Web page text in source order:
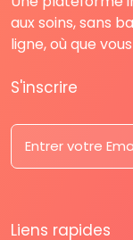
aux soins, sans
ligne, où que
S'inscrire
Liens rapides